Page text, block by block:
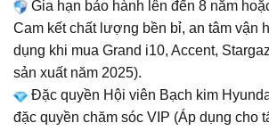
Gia hạn bảo hành lên đến 8 năm
Cam kết chất lượng bền bỉ, an tâm vận
dụng khi mua Grand i10, Accent,
sản xuất năm 2025).
Đặc quyền Hội viên Bạch kim
đặc quyền chăm sóc VIP (Áp dụng cho